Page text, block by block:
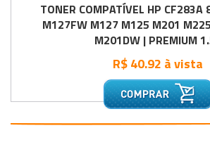
TONER COMPATÍVEL HP
M127FW M127 M125 M201
M201DW | PREMIUM
R$ 40.92 à vista
•••